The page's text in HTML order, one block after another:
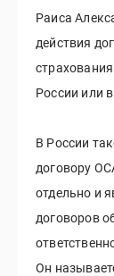
Раиса
действия
России или
В России
договору
отдельно и
договоров
Он